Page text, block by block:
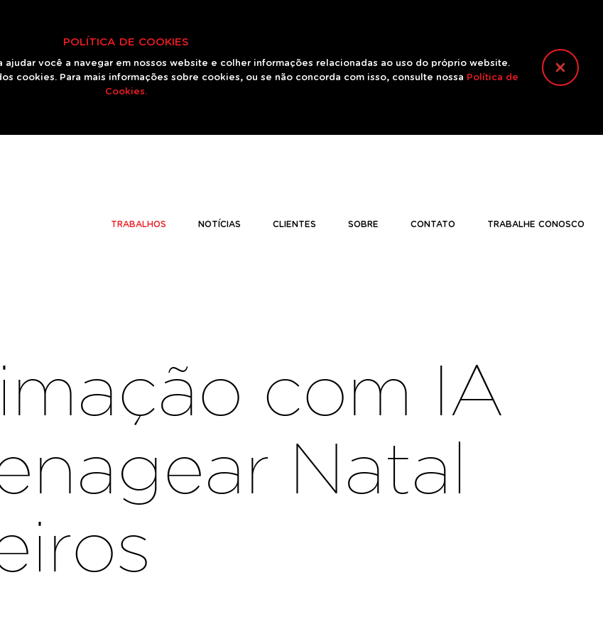
POLÍTICA DE COOKIES
você a navegar em nossos website e colher informações relacionadas ao uso do próprio website.
cookies. Para mais informações sobre cookies, ou se não concorda com isso, consulte nossa Política de
Cookies.
TRABALHOS NOTÍCIAS CLIENTES SOBRE CONTATO TRABALHE CONOSCO
com IA
Natal